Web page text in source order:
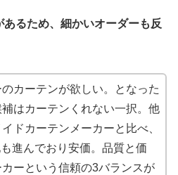
るため、細かいオーダーも反
カーテンが欲しい。となった
はカーテンくれない一択。他
ドカーテンメーカーと比べ、
進んでおり安価。品質と価
ーという信頼の3バランスが